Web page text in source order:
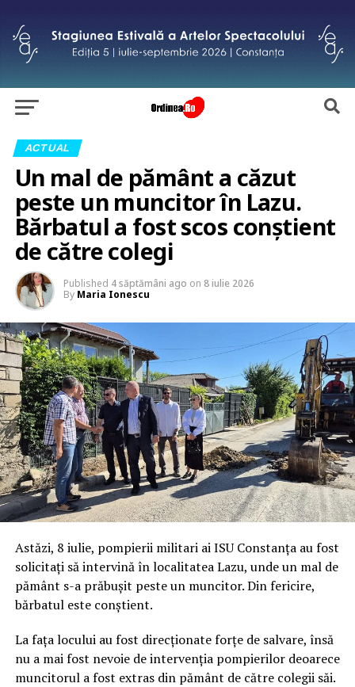
ACTUAL
Un mal de pământ a căzut
peste un muncitor în Lazu.
Bărbatul a fost scos conștient
de către colegi
Published 4 săptămâni ago on 8 iulie 2026
By Maria Ionescu
Astăzi, 8 iulie, pompierii militari ai ISU Constanța au fost
solicitați să intervină în localitatea Lazu, unde un mal de
pământ s-a prăbușit peste un muncitor. Din fericire,
bărbatul este conștient.
La fața locului au fost direcționate forțe de salvare, însă
nu a mai fost nevoie de intervenția pompierilor deoarece
muncitorul a fost extras din pământ de către colegii săi.